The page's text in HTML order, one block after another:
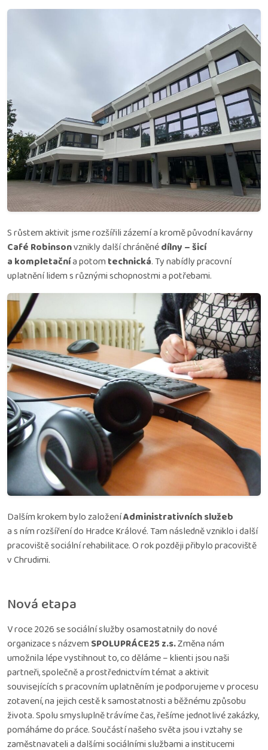
S růstem aktivit jsme rozšířili zázemí a kromě původní kavárny
Café Robinsonvznikly další chráněnédílny – šicí
a kompletačnía potom technická. Ty nabídly pracovní
uplatnění lidem s různými schopnostmi a potřebami.
Dalším krokem bylo založeníAdministrativních služeb
a s ním rozšíření do Hradce Králové. Tam následně vzniklo i další
pracoviště sociální rehabilitace. O rok později přibylo pracoviště
v Chrudimi.
Nová etapa
V roce 2026 se sociální služby osamostatnily do nové
organizace s názvem SPOLUPRÁCE25 z.s.Změna nám
umožnila lépe vystihnout to, co děláme – klienti jsou naši
partneři, společně a prostřednictvím témat a aktivit
souvisejících s pracovním uplatněním je podporujeme v procesu
zotavení, na jejich cestě k samostatnosti a běžnému způsobu
života. Spolu smysluplně trávíme čas, řešíme jednotlivé zakázky,
pomáháme do práce. Součástí našeho světa jsou i vztahy se
zaměstnavateli a dalšími sociálními službami a institucemi